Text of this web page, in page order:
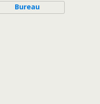
Bureau